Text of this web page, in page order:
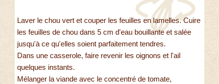
Laver le chou vert et couper les feuilles en lamelles. Cuire
les feuilles de chou dans 5 cm d'eau bouillante et salée
jusqu'à ce qu'elles soient parfaitement tendres.
Dans une casserole, faire revenir les oignons et l'ail
quelques instants.
Mélanger la viande avec le concentré de tomate,